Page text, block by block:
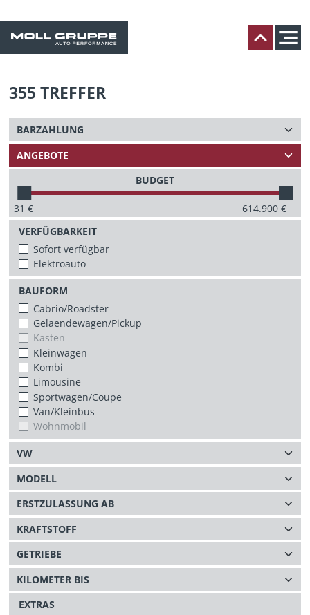
355TREFFER
BUDGET
31 € 614.900€
VERFÜGBARKEIT
Sofort verfügbar
Elektroauto
BAUFORM
Cabrio/Roadster
Gelaendewagen/Pickup
Kasten
Kleinwagen
Kombi
Limousine
Sportwagen/Coupe
Van/Kleinbus
Wohnmobil
EXTRAS